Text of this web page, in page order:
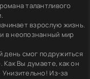
талантливого
взрослую жизнь.
в неопознанный мир
день смог подружиться
Как Вы думаете, как он
Унизительно! Из-за